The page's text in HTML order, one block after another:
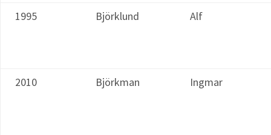
1995
Björklund Alf
2010 Björkman Ingmar